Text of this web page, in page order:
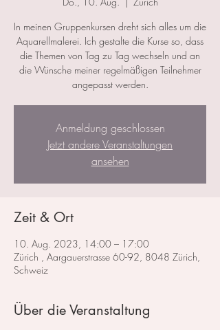
In meinen Gruppenkursen dreht sich alles um die
Aquarellmalerei. Ich gestalte die Kurse so, dass
die Themen von Tag zu Tag wechseln und an
die Wünsche meiner regelmäßigen Teilnehmer
angepasst werden.
Anmeldung geschlossen
Jetzt andere Veranstaltungen
ansehen
Zeit & Ort
10. Aug. 2023, 14:00 – 17:00
Zürich , Aargauerstrasse 60-92, 8048 Zürich,
Schweiz
Über die Veranstaltung